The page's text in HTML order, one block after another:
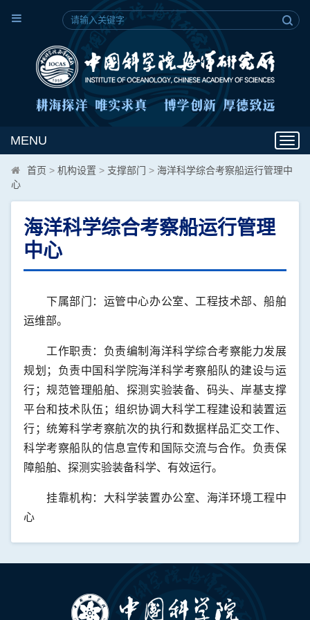
MENU
首页 > 机构设置 > 支撑部门 > 海洋科学综合考察船运行管理中
心
海洋科学综合考察船运行管理
中心
下属部门：运管中心办公室、工程技术部、船舶
运维部。
工作职责：负责编制海洋科学综合考察能力发展
规划；负责中国科学院海洋科学考察船队的建设与运
行；规范管理船舶、探测实验装备、码头、岸基支撑
平台和技术队伍；组织协调大科学工程建设和装置运
行；统筹科学考察航次的执行和数据样品汇交工作、
科学考察船队的信息宣传和国际交流与合作。负责保
障船舶、探测实验装备科学、有效运行。
挂靠机构：大科学装置办公室、海洋环境工程中
心